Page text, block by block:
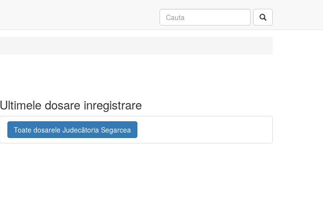
Ultimele dosare inregistrare
Toate dosarele Judecătoria Segarcea